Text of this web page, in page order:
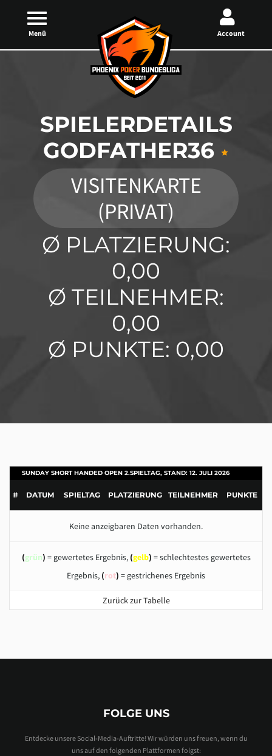
Menü Account
SPIELERDETAILS
GODFATHER36
VISITENKARTE
(PRIVAT)
Ø PLATZIERUNG:
0,00
Ø TEILNEHMER:
0,00
Ø PUNKTE: 0,00
SUNDAY SHORT HANDED OPEN 2.SPIELTAG, STAND: 12. JULI 2026
# DATUM SPIELTAG PLATZIERUNG TEILNEHMER PUNKTE
Keine anzeigbaren Daten vorhanden.
(grün) = gewertetes Ergebnis, (gelb) = schlechtestes gewertetes
Ergebnis, (rot) = gestrichenes Ergebnis
Zurück zur Tabelle
FOLGE UNS
Entdecke unsere Social-Media-Auftritte! Wir würden uns freuen, wenn du
uns auf den folgenden Plattformen folgst: